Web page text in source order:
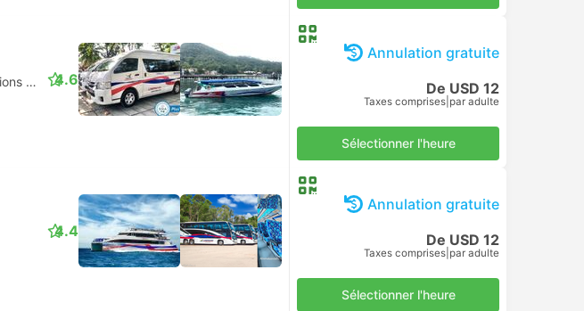
1h Minibus+Ferry. Toutes connexions garanties
4.6
Annulation gratuite
De USD 12
Taxes comprises par adulte
Sélectionner l'heure
4.4
Annulation gratuite
De USD 12
Taxes comprises par adulte
Sélectionner l'heure